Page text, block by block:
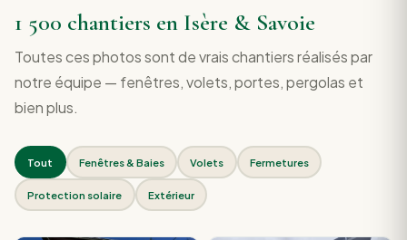
1 500 chantiers en Isère & Savoie
Toutes ces photos sont de vrais chantiers réalisés par
notre équipe — fenêtres, volets, portes, pergolas et
bien plus.
Tout Fenêtres & Baies Volets Fermetures
Protection solaire Extérieur